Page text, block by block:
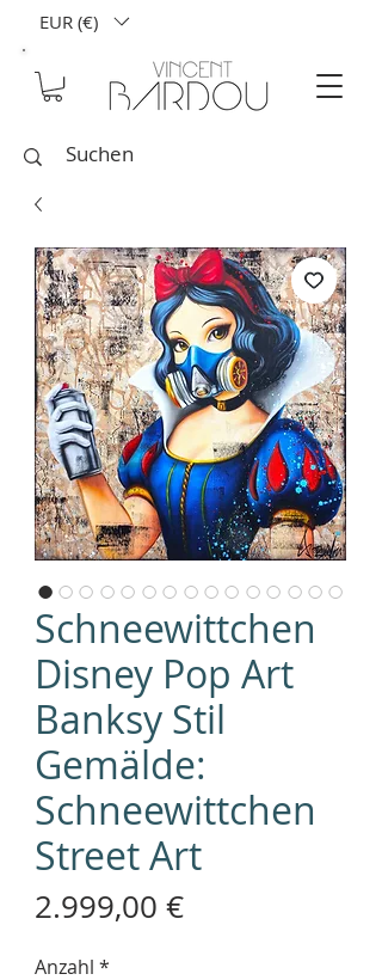
EUR (€)
Schneewittchen
Disney Pop Art
Banksy Stil
Gemälde:
Schneewittchen
Street Art
2.999,00 €Preis
Anzahl *